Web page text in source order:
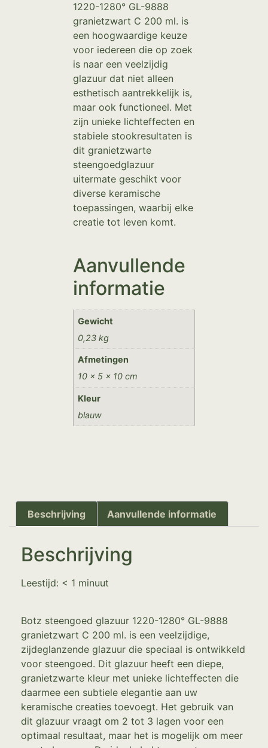
1220-1280° GL-9888
granietzwart C 200 ml. is
een hoogwaardige keuze
voor iedereen die op zoek
is naar een veelzijdig
glazuur dat niet alleen
esthetisch aantrekkelijk is,
maar ook functioneel. Met
zijn unieke lichteffecten en
stabiele stookresultaten is
dit granietzwarte
steengoedglazuur
uitermate geschikt voor
diverse keramische
toepassingen, waarbij elke
creatie tot leven komt.
Aanvullende
informatie
Gewicht
0,23 kg
Afmetingen
10 × 5 × 10 cm
Kleur
blauw
Beschrijving Aanvullende informatie
Beschrijving
Leestijd: < 1 minuut
Botz steengoed glazuur 1220-1280° GL-9888
granietzwart C 200 ml. is een veelzijdige,
zijdeglanzende glazuur die speciaal is ontwikkeld
voor steengoed. Dit glazuur heeft een diepe,
granietzwarte kleur met unieke lichteffecten die
daarmee een subtiele elegantie aan uw
keramische creaties toevoegt. Het gebruik van
dit glazuur vraagt om 2 tot 3 lagen voor een
optimaal resultaat, maar het is mogelijk om meer